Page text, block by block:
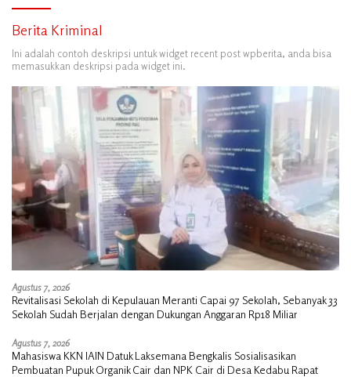
Berita Kriminal
Ini adalah contoh deskripsi untuk widget recent post wpberita, anda bisa
memasukkan deskripsi pada widget ini.
Agustus 7, 2026
Revitalisasi Sekolah di Kepulauan Meranti Capai 97 Sekolah, Sebanyak 33
Sekolah Sudah Berjalan dengan Dukungan Anggaran Rp18 Miliar
Agustus 7, 2026
Mahasiswa KKN IAIN Datuk Laksemana Bengkalis Sosialisasikan
Pembuatan Pupuk Organik Cair dan NPK Cair di Desa Kedabu Rapat